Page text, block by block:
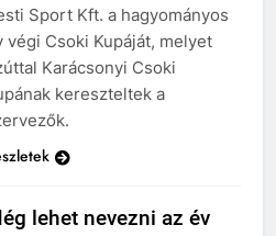
Sport Kft. a hagyományos
végi Csoki Kupáját, melyet
Karácsonyi Csoki
kereszteltek a
lehet nevezni az év